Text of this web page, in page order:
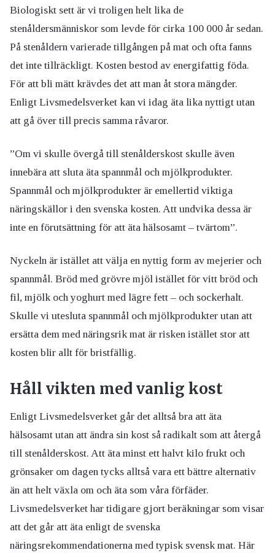
Biologiskt sett är vi troligen helt lika de
stenåldersmänniskor som levde för cirka 100 000 år sedan.
På stenåldern varierade tillgången på mat och ofta fanns
det inte tillräckligt. Kosten bestod av energifattig föda.
För att bli mätt krävdes det att man åt stora mängder.
Enligt Livsmedelsverket kan vi idag äta lika nyttigt utan
att gå över till precis samma råvaror.
”Om vi skulle övergå till stenålderskost skulle även
innebära att sluta äta spannmål och mjölkprodukter.
Spannmål och mjölkprodukter är emellertid viktiga
näringskällor i den svenska kosten. Att undvika dessa är
inte en förutsättning för att äta hälsosamt – tvärtom”.
Nyckeln är istället att välja en nyttig form av mejerier och
spannmål. Bröd med grövre mjöl istället för vitt bröd och
fil, mjölk och yoghurt med lägre fett – och sockerhalt.
Skulle vi utesluta spannmål och mjölkprodukter utan att
ersätta dem med näringsrik mat är risken istället stor att
kosten blir allt för bristfällig.
Håll vikten med vanlig kost
Enligt Livsmedelsverket går det alltså bra att äta
hälsosamt utan att ändra sin kost så radikalt som att återgå
till stenålderskost. Att äta minst ett halvt kilo frukt och
grönsaker om dagen tycks alltså vara ett bättre alternativ
än att helt växla om och äta som våra förfäder.
Livsmedelsverket har tidigare gjort beräkningar som visar
att det går att äta enligt de svenska
näringsrekommendationerna med typisk svensk mat. Här